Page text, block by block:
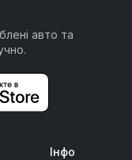
авто та
Інфо